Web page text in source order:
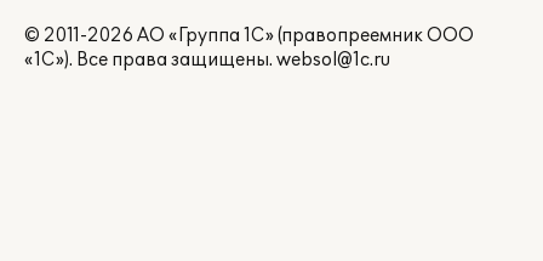
© 2011-2026 АО «Группа 1С» (правопреемник ООО
«1С»). Все права защищены. websol@1c.ru